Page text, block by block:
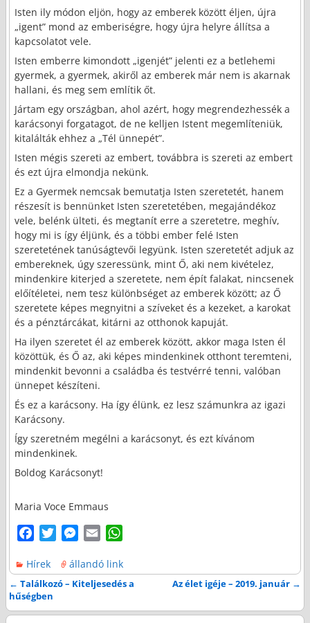
Isten ily módon eljön, hogy az emberek között éljen, újra
„igent” mond az emberiségre, hogy újra helyre állítsa a
kapcsolatot vele.
Isten emberre kimondott „igenjét” jelenti ez a betlehemi
gyermek, a gyermek, akiről az emberek már nem is akarnak
hallani, és meg sem említik őt.
Jártam egy országban, ahol azért, hogy megrendezhessék a
karácsonyi forgatagot, de ne kelljen Istent megemlíteniük,
kitalálták ehhez a „Tél ünnepét”.
Isten mégis szereti az embert, továbbra is szereti az embert
és ezt újra elmondja nekünk.
Ez a Gyermek nemcsak bemutatja Isten szeretetét, hanem
részesít is bennünket Isten szeretetében, megajándékoz
vele, belénk ülteti, és megtanít erre a szeretetre, meghív,
hogy mi is így éljünk, és a többi ember felé Isten
szeretetének tanúságtevői legyünk. Isten szeretetét adjuk az
embereknek, úgy szeressünk, mint Ő, aki nem kivételez,
mindenkire kiterjed a szeretete, nem épít falakat, nincsenek
előítéletei, nem tesz különbséget az emberek között; az Ő
szeretete képes megnyitni a szíveket és a kezeket, a karokat
és a pénztárcákat, kitárni az otthonok kapuját.
Ha ilyen szeretet él az emberek között, akkor maga Isten él
közöttük, és Ő az, aki képes mindenkinek otthont teremteni,
mindenkit bevonni a családba és testvérré tenni, valóban
ünnepet készíteni.
És ez a karácsony. Ha így élünk, ez lesz számunkra az igazi
Karácsony.
Így szeretném megélni a karácsonyt, és ezt kívánom
mindenkinek.
Boldog Karácsonyt!
Maria Voce Emmaus
c
e
b
o
t
e
M
s
s
n
a
i
a
t
A
Hírek állandó link
Bejegyzés navigáció
← Találkozó – Kiteljesedés a
hűségben
Az élet igéje – 2019. január →